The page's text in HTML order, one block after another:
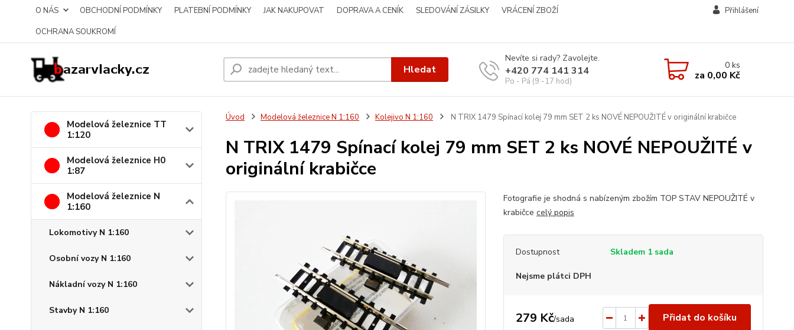
O NÁS OBCHODNÍ PODMÍNKY PLATEBNÍ PODMÍNKY JAK NAKUPOVAT DOPRAVA A CENÍK SLEDOVÁNÍ ZÁSILKY
VRÁCENÍ ZBOŽÍ
OCHRANA SOUKROMÍ
Přihlášení
Hledat
Nevíte si rady? Zavolejte.
+420 774 141 314
Po - Pá (9 -17 hod)
0ks
za 0,00 Kč
Modelová železnice TT
1:120
Modelová železnice H0
1:87
Modelová železnice N
1:160
Lokomotivy N 1:160
Osobní vozy N 1:160
Nákladní vozy N 1:160
Stavby N 1:160
Úvod Modelová železnice N 1:160 Kolejivo N 1:160 N TRIX 1479 Spínací kolej 79 mm SET 2 ks NOVÉ NEPOUŽITÉ v originální krabičce
N TRIX 1479 Spínací kolej 79 mm SET 2 ks NOVÉ NEPOUŽITÉ v
originální krabičce
Fotografie je shodná s nabízeným zbožím TOP STAV NEPOUŽITÉ v
krabičce celý popis
Dostupnost Skladem 1 sada
Nejsme plátci DPH
279 Kč/sada Přidat do košíku